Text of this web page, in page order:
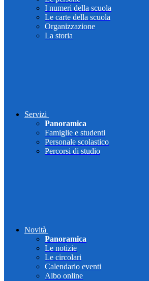
I numeri della scuola
Le carte della scuola
Organizzazione
La storia
Servizi
Panoramica
Famiglie e studenti
Personale scolastico
Percorsi di studio
Novità
Panoramica
Le notizie
Le circolari
Calendario eventi
Albo online